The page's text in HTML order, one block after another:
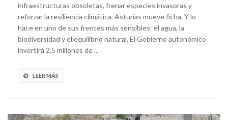
infraestructuras obsoletas, frenar especies invasoras y
reforzar la resiliencia climática. Asturias mueve ficha. Y lo
hace en uno de sus frentes más sensibles: el agua, la
biodiversidad y el equilibrio natural. El Gobierno autonómico
invertirá 2,5 millones de ...
LEER MÁS